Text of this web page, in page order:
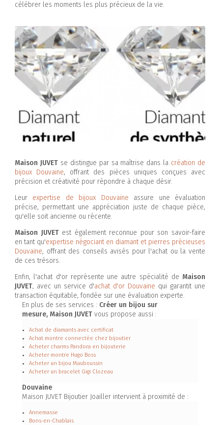
célébrer les moments les plus précieux de la vie.
Maison JUVETse distingue par sa maîtrise dans la création de
bijoux Douvaine, offrant des pièces uniques conçues avec
précision et créativité pour répondre à chaque désir.
Leur expertise de bijoux Douvaine assure une évaluation
précise, permettant une appréciation juste de chaque pièce,
qu'elle soit ancienne ou récente.
Maison JUVETest également reconnue pour son savoir-faire
en tant qu'expertise négociant en diamant et pierres précieuses
Douvaine, offrant des conseils avisés pour l'achat ou la vente
de ces trésors.
Enfin, l'achat d'or représente une autre spécialité de Maison
JUVET, avec un service d'achat d'or Douvaine qui garantit une
transaction équitable, fondée sur une évaluation experte.
En plus de ses services : Créer un bijou sur
mesure, Maison JUVET vous propose aussi :
Achat de diamants avec certificat
Achat montre connectée chez bijoutier
Acheter charms Pandora en bijouterie
Acheter montre Hugo Boss
Acheter un bijou Mauboussin
Acheter un bracelet Gigi Clozeau
Douvaine
Maison JUVET Bijoutier Joailler intervient à proximité de :
Annemasse
Bons-en-Chablais